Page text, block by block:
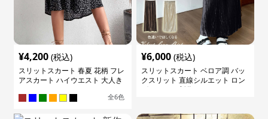
¥4,200 (税込)
スリットスカート 春夏 花柄 フレ
アスカート ハイウエスト 大人き
全6色
¥6,000 (税込)
スリットスカート ベロア調 バッ
クスリット 直線シルエット ロン
グスカート 新作